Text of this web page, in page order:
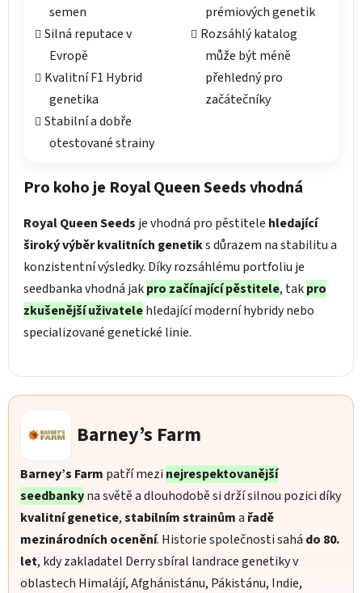
semen
Silná reputace v
Evropě
Kvalitní F1 Hybrid
genetika
Stabilní a dobře
otestované strainy
prémiových genetik
Rozsáhlý katalog
může být méně
přehledný pro
začátečníky
Pro koho je Royal Queen Seeds vhodná
Royal Queen Seeds je vhodná pro pěstitele hledající
široký výběr kvalitních genetiks důrazem na stabilitu a
konzistentní výsledky. Díky rozsáhlému portfoliu je
seedbanka vhodná jakpro začínající pěstitele, takpro
zkušenější uživatelehledající moderní hybridy nebo
specializované genetické linie.
Barney’s Farm
Barney’s Farm patří mezi nejrespektovanější
seedbankyna světě a dlouhodobě si drží silnou pozici díky
kvalitní genetice,stabilním strainůma řadě
mezinárodních ocenění. Historie společnosti sahá do 80.
let, kdy zakladatel Derry sbíral landrace genetiky v
oblastech Himalájí, Afghánistánu, Pákistánu, Indie,